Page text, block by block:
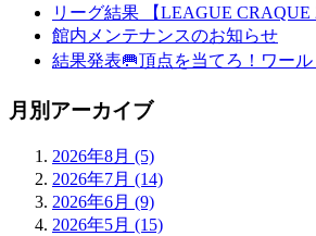
リーグ結果 【LEAGUE CRAQUE
館内メンテナンスのお知らせ
結果発表🥅頂点を当てろ！ワー
月別アーカイブ
2026年8月 (5)
2026年7月 (14)
2026年6月 (9)
2026年5月 (15)